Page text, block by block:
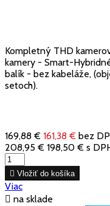
Kompletný THD
kamery - Smart-
balík - bez kabeláže,
setoch).
169,88 € 161,38 € bez
208,95 € 198,50 € s
 Vložiť do košíka
Viac
 na sklade